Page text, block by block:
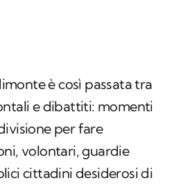
è così passata tra
e dibattiti: momenti
per fare
volontari, guardie
cittadini desiderosi di